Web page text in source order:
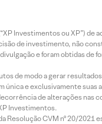
Investimentos ou XP”)
de investimento, não
e foram obtidas
de modo a gerar
e exclusivamente
de alterações
Investimentos.
CVM nº 20/2021